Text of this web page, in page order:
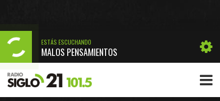
ESTÁS ESCUCHANDO
MALOS PENSAMIENTOS